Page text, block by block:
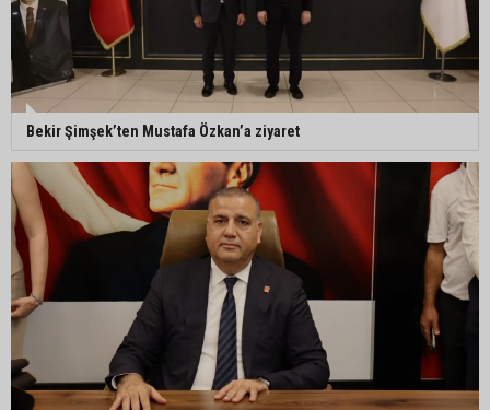
Sarıçam’da su ürünlerine yönelik denetimler
Ceyhan’da yangına giden itfaiye aracı devrildi: 3
Çukurova Belediye Başkanı Emrah Kozay
CHP’den ayrıldığını açıkladı
Belediye binasına girmek isteyen servisçilere
biber gazlı müdahale
Bekir Şimşek’ten Mustafa Özkan’a ziyaret